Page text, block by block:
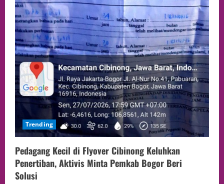
Trending
Pedagang Kecil di Flyover Cibinong Keluhkan
Penertiban, Aktivis Minta Pemkab Bogor Beri
Solusi